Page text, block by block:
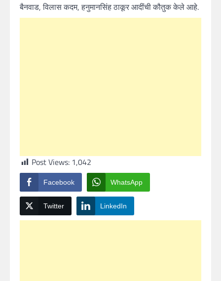
बैनवाड, विलास कदम, हनुमानसिंह ठाकूर आदींची कौतुक केले आहे.
Post Views: 1,042
Facebook WhatsApp
Twitter LinkedIn